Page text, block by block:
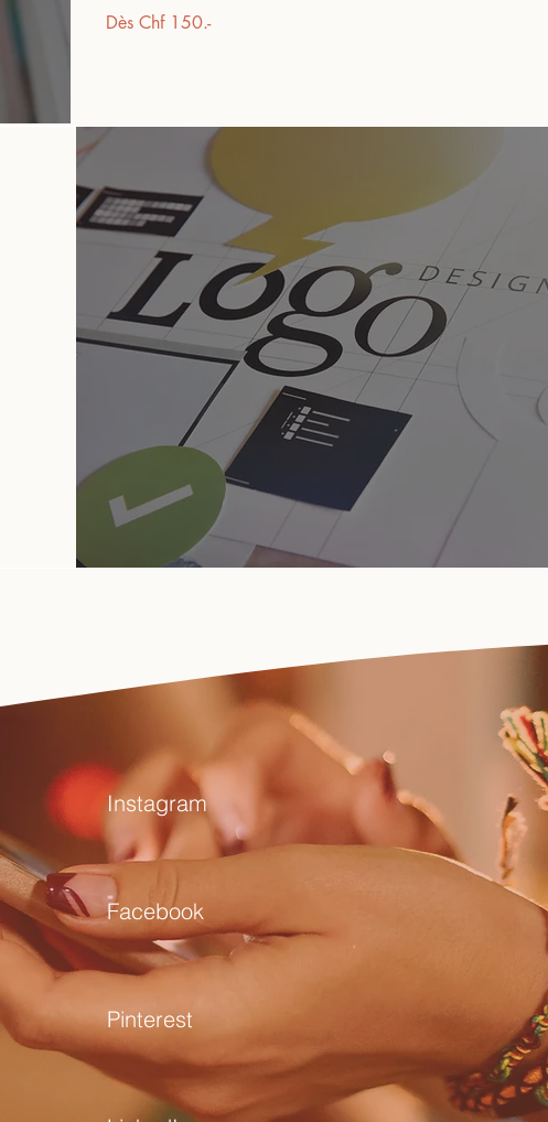
Dès Chf 150.-
Instagram
Facebook
Pinterest